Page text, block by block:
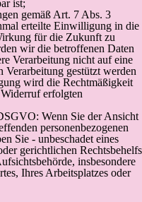
ist;
gemäß Art. 7 Abs. 3
erteilte Einwilligung in die
für die Zukunft zu
wir die betroffenen Daten
Verarbeitung nicht auf eine
gestützt werden
wird die Rechtmäßigkeit
erfolgten
Wenn Sie der Ansicht
personenbezogenen
Sie - unbeschadet eines
gerichtlichen Rechtsbehelfs
insbesondere
Ihres Arbeitsplatzes oder